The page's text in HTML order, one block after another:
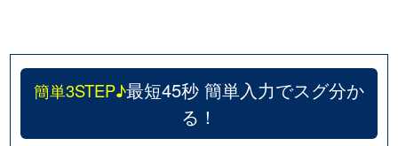
簡単3STEP♪最短45秒 簡単入力でスグ分か
る！